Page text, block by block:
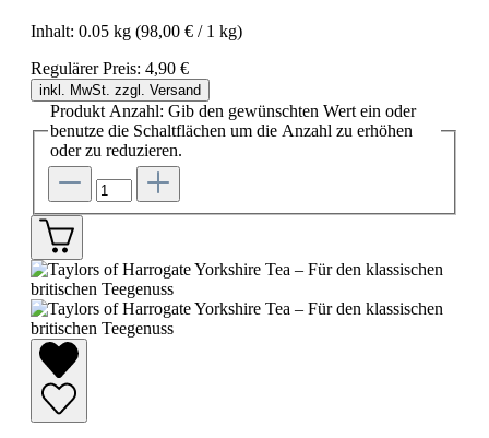
Inhalt: 0.05 kg (98,00 € / 1 kg)
Regulärer Preis: 4,90 €
inkl. MwSt. zzgl. Versand
Produkt Anzahl: Gib den gewünschten Wert ein oder
benutze die Schaltflächen um die Anzahl zu erhöhen
oder zu reduzieren.